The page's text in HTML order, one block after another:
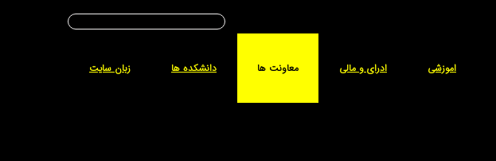
اموزشی ادرای و مالی معاونت ها دانشکده ها زبان سایت